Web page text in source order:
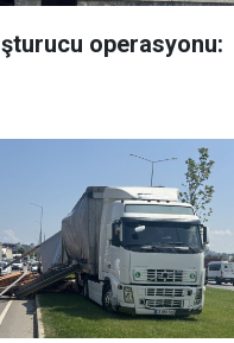
operasyonu: